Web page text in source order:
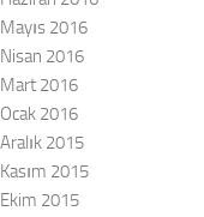
Mayıs 2016
Nisan 2016
Mart 2016
Ocak 2016
Aralık 2015
Kasım 2015
Ekim 2015